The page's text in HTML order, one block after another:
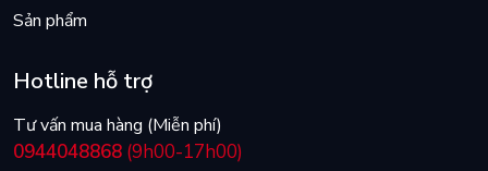
Sản phẩm
Hotline hỗ trợ
Tư vấn mua hàng (Miễn phí)
0944048868 (9h00-17h00)